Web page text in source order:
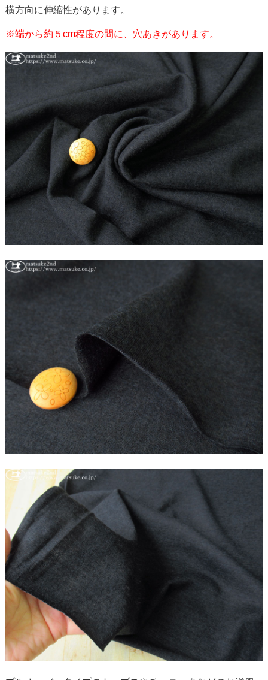
横方向に伸縮性があります。
※端から約５cm程度の間に、穴あきがあります。